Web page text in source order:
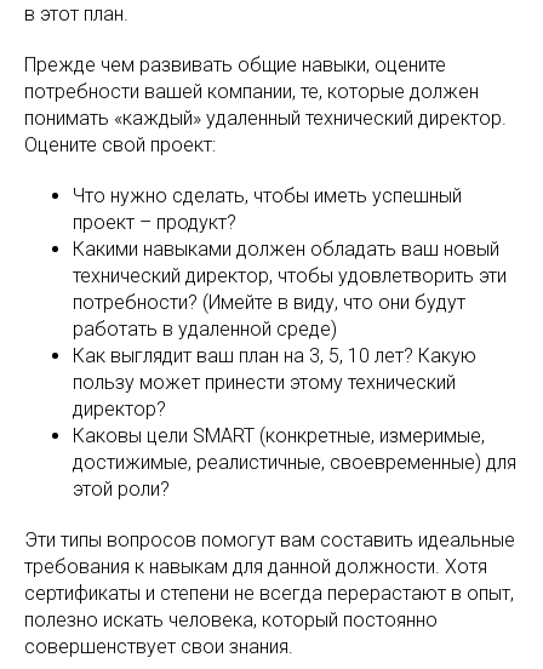
в этот план.
Прежде чем развивать общие навыки, оцените
потребности вашей компании, те, которые должен
понимать «каждый» удаленный технический директор.
Оцените свой проект:
Что нужно сделать, чтобы иметь успешный
проект – продукт?
Какими навыками должен обладать ваш новый
технический директор, чтобы удовлетворить эти
потребности? (Имейте в виду, что они будут
работать в удаленной среде)
Как выглядит ваш план на 3, 5, 10 лет? Какую
пользу может принести этому технический
директор?
Каковы цели SMART (конкретные, измеримые,
достижимые, реалистичные, своевременные) для
этой роли?
Эти типы вопросов помогут вам составить идеальные
требования к навыкам для данной должности. Хотя
сертификаты и степени не всегда перерастают в опыт,
полезно искать человека, который постоянно
совершенствует свои знания.